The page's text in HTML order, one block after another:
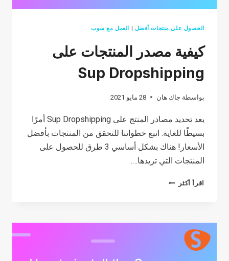
الحصول على منتجات أفضل | العمل مع سوب
كيفية مصدر المنتجات على
Sup Dropshipping
بواسطة جاك هان 28 مايو 2021
يعد تحديد مصادر المنتج على Sup Dropshipping أمرًا
بسيطًا للغاية. اتبع خطواتنا للتحقق من المنتجات بأفضل
الأسعار! هناك بشكل أساسي 3 طرق للحصول على
المنتجات التي تريدها….
اقرأ أكثر
كيفية
على